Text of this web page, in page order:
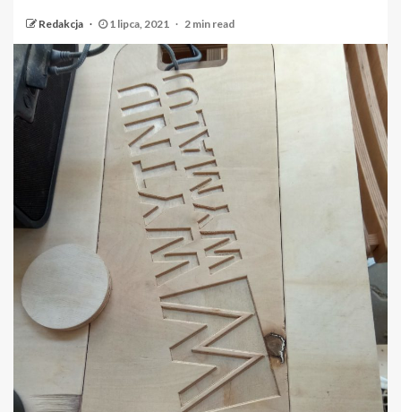
Redakcja 1 lipca, 2021 2 min read